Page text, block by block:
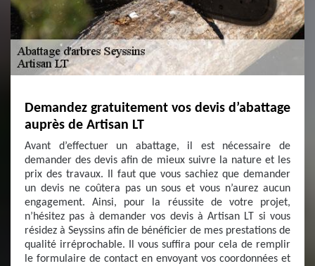
Demandez gratuitement vos devis d’abattage
auprès de Artisan LT
Avant d’effectuer un abattage, il est nécessaire de
demander des devis afin de mieux suivre la nature et les
prix des travaux. Il faut que vous sachiez que demander
un devis ne coûtera pas un sous et vous n’aurez aucun
engagement. Ainsi, pour la réussite de votre projet,
n’hésitez pas à demander vos devis à Artisan LT si vous
résidez à Seyssins afin de bénéficier de mes prestations de
qualité irréprochable. Il vous suffira pour cela de remplir
le formulaire de contact en envoyant vos coordonnées et